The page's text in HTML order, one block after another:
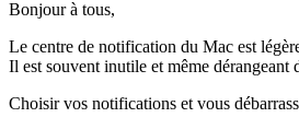
Bonjour à tous,
Le centre de notification du Mac est
Il est souvent inutile et même
Choisir vos notifications et vous